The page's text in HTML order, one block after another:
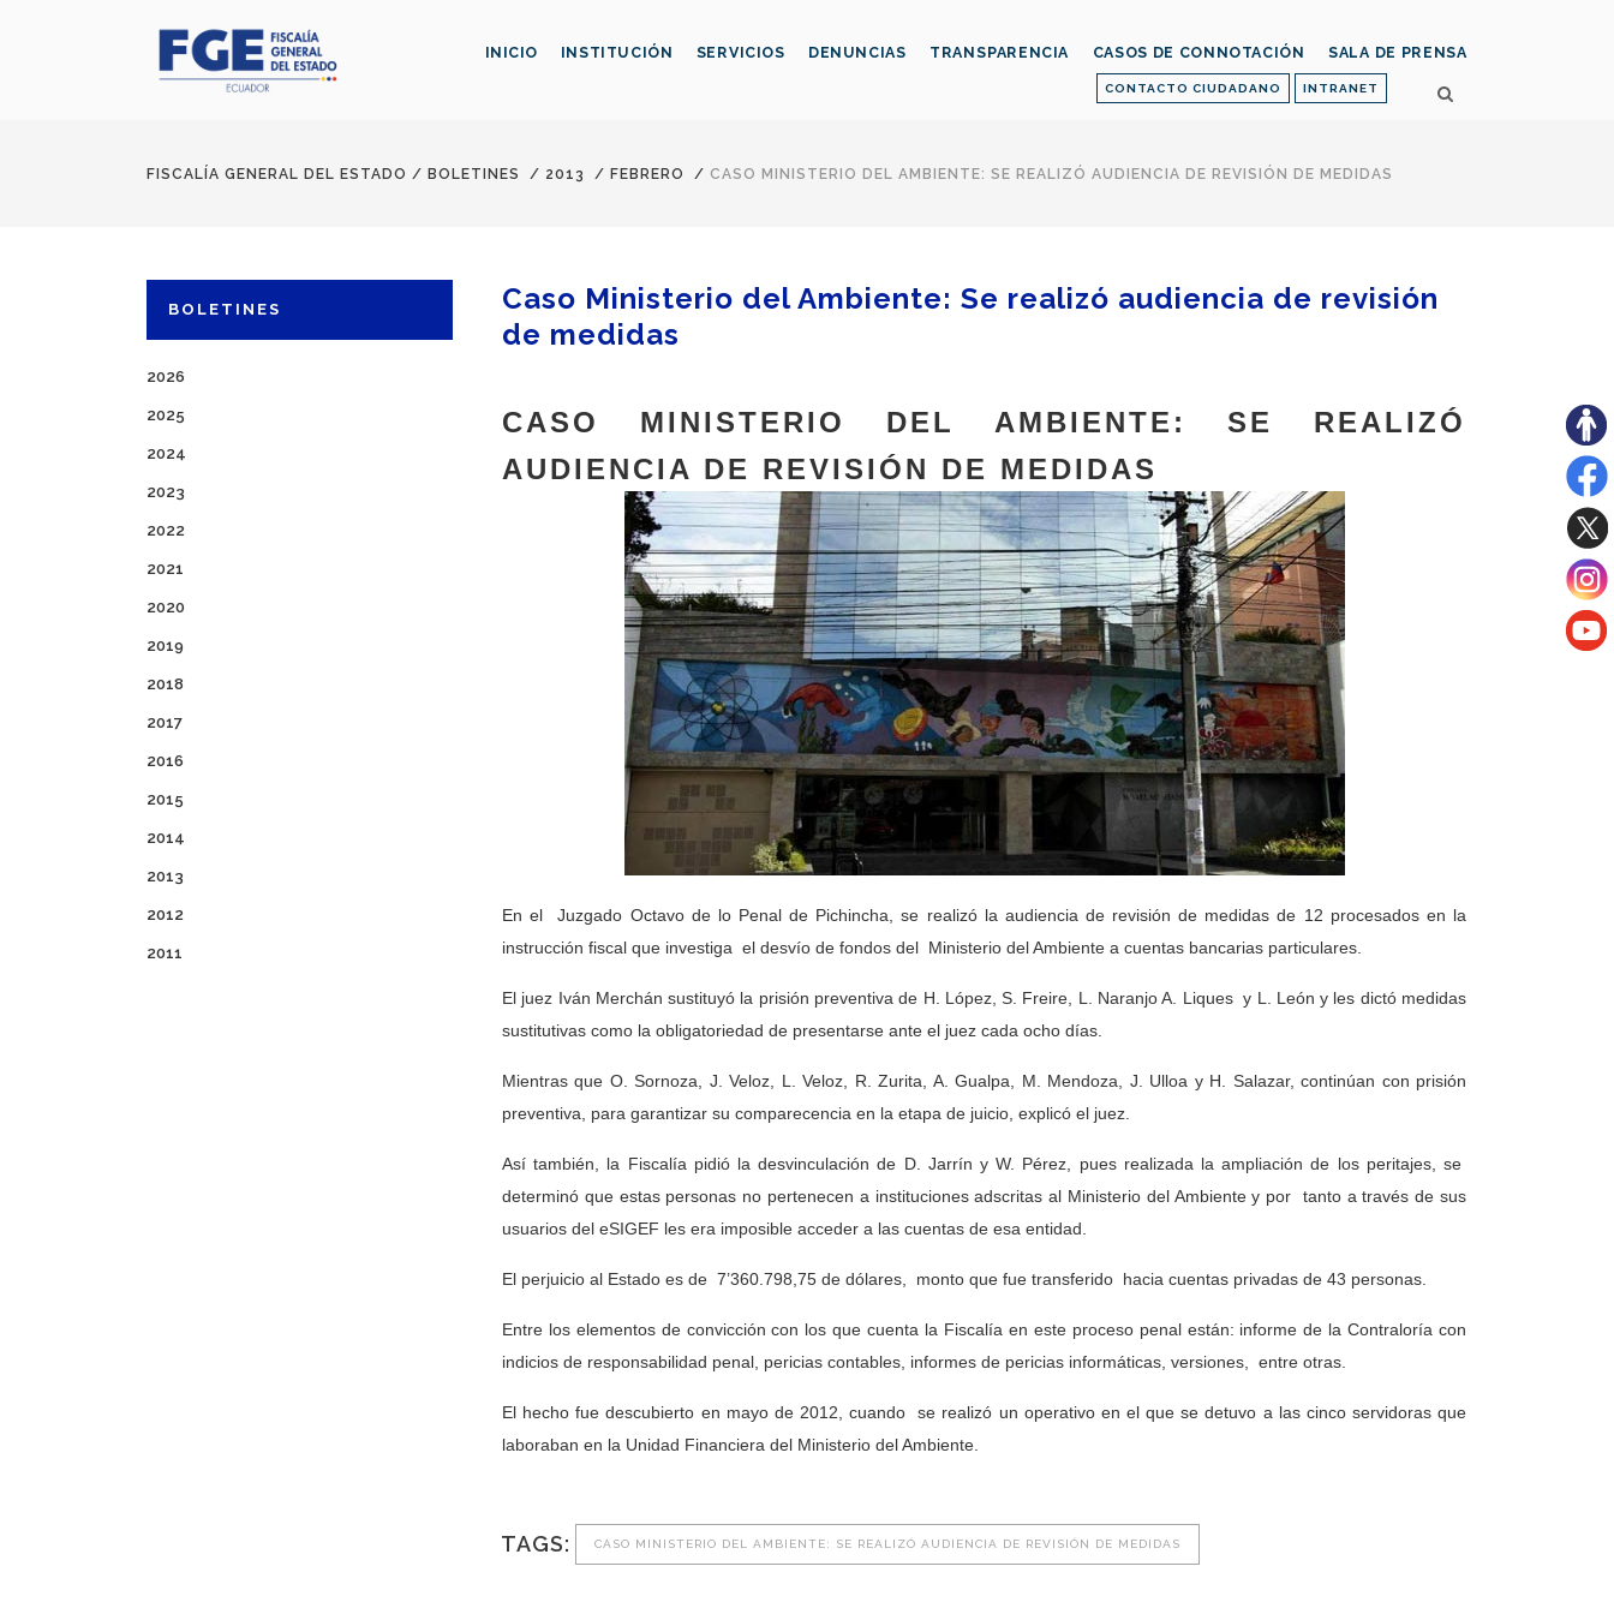
CONTACTO CIUDADANO INTRANET
INICIO INSTITUCIÓN SERVICIOS DENUNCIAS TRANSPARENCIA CASOS DE CONNOTACIÓN SALA DE PRENSA
FISCALÍA GENERAL DEL ESTADO / BOLETINES / 2013 / FEBRERO / CASO MINISTERIO DEL AMBIENTE: SE REALIZÓ AUDIENCIA DE REVISIÓN DE MEDIDAS
BOLETINES
2026
2025
2024
2023
2022
2021
2020
2019
2018
2017
2016
2015
2014
2013
2012
2011
Caso Ministerio del Ambiente: Se realizó audiencia de revisión
de medidas
CASO MINISTERIO DEL AMBIENTE: SE REALIZÓ
AUDIENCIA DE REVISIÓN DE MEDIDAS
En el
Juzgado Octavo de lo Penal de Pichincha, se realizó la audiencia de revisión de medidas de 12 procesados en la
instrucción fiscal que investiga el desvío de fondos del Ministerio del Ambiente a cuentas bancarias particulares
El juez Iván Merchán sustituyó la prisión preventiva de H. López, S. Freire, L. Naranjo A. Liques y L. León y les dictó medidas
sustitutivas como la obligatoriedad de presentarse ante el juez cada ocho días.
Mientras que O. Sornoza, J. Veloz, L. Veloz, R. Zurita, A. Gualpa, M. Mendoza, J. Ulloa y H. Salazar, continúan con prisión
preventiva, para garantizar su comparecencia en la etapa de juicio, explicó el juez.
Así también, la Fiscalía pidió la desvinculación de D. Jarrín y W. Pérez, pues realizada la ampliación de los peritajes, se
determinó que estas personas no pertenecen a instituciones adscritas al Ministerio del Ambiente y por
tanto a través de sus
usuarios del eSIGEF les era imposible acceder a las cuentas de esa entidad.
El perjuicio al Estado es de 7’360.798,75 de dólares, monto que fue transferido hacia cuentas privadas de 43 personas.
Entre los elementos de convicción con los que cuenta la Fiscalía en este proceso penal están: informe de la Contraloría con
indicios de responsabilidad penal, pericias contables, informes de pericias informáticas, versiones,
entre otras.
El hecho fue descubierto en mayo de 2012, cuando
se realizó un operativo en el que se detuvo a las cinco servidoras que
laboraban en la Unidad Financiera del Ministerio del Ambiente.
TAGS: CASO MINISTERIO DEL AMBIENTE: SE REALIZÓ AUDIENCIA DE REVISIÓN DE MEDIDAS